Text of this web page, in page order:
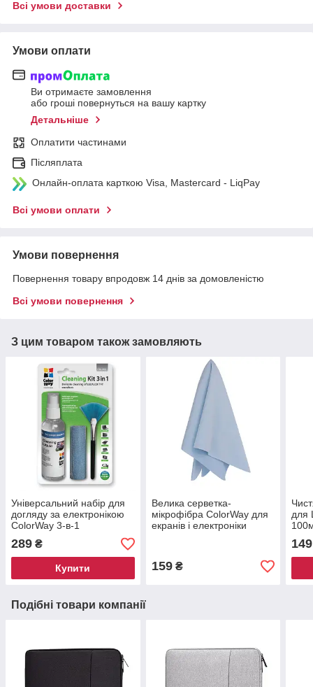
Всі умови доставки
Умови оплати
Ви отримаєте замовлення
або гроші повернуться на вашу картку
Детальніше
Оплатити частинами
Післяплата
Онлайн-оплата карткою Visa, Mastercard - LiqPay
Всі умови оплати
Умови повернення
Повернення товару впродовж 14 днів за домовленістю
Всі умови повернення
З цим товаром також замовляють
Універсальний набір для
догляду за електронікою
ColorWay 3-в-1
289 ₴
Купити
Велика серветка-
мікрофібра ColorWay для
екранів і електроніки
159₴
для
149
Подібні товари компанії